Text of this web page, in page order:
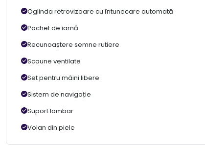
Oglinda retrovizoare cu întunecare automată
Pachet de iarnă
Recunoaștere semne rutiere
Scaune ventilate
Set pentru mâini libere
Sistem de navigație
Suport lombar
Volan din piele